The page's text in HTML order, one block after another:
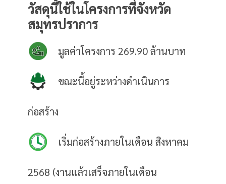
วัสดุนี้ใช้ในโครงการที่จังหวัด
สมุทรปราการ
มูลค่าโครงการ 269.90 ล้านบาท
ขณะนี้อยู่ระหว่างดำเนินการ
ก่อสร้าง
เริ่มก่อสร้างภายในเดือน สิงหาคม
2568 (งานแล้วเสร็จภายในเดือน